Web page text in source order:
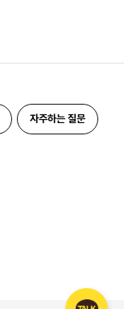
자주하는 질문